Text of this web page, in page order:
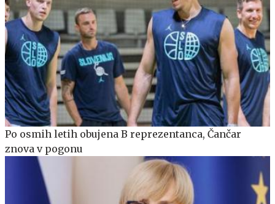
Po osmih letih obujena B reprezentanca, Čančar
znova v pogonu